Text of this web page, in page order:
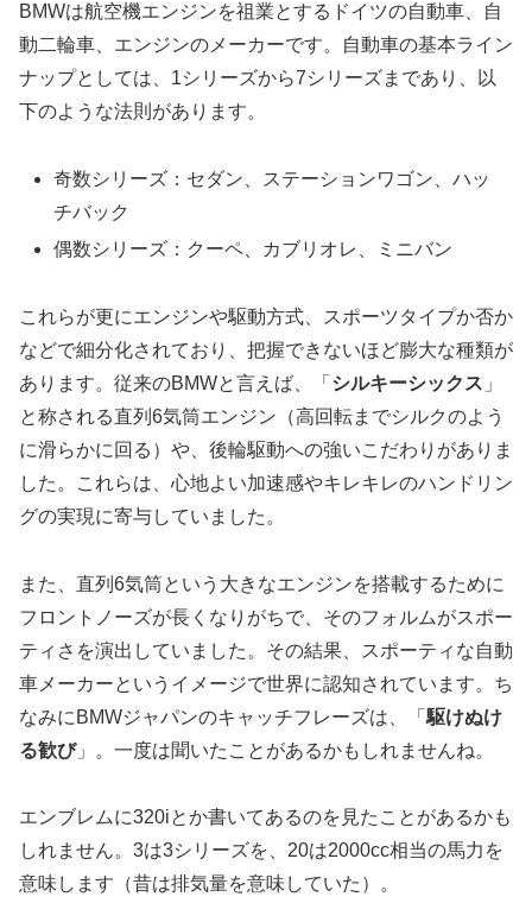
BMWは航空機エンジンを祖業とするドイツの自動車、自
動二輪車、エンジンのメーカーです。自動車の基本ライン
ナップとしては、1シリーズから7シリーズまであり、以
下のような法則があります。
奇数シリーズ：セダン、ステーションワゴン、ハッ
チバック
偶数シリーズ：クーペ、カブリオレ、ミニバン
これらが更にエンジンや駆動方式、スポーツタイプか否か
などで細分化されており、把握できないほど膨大な種類が
あります。従来のBMWと言えば、「 シルキーシックス 」
と称される直列6気筒エンジン（高回転までシルクのよう
に滑らかに回る）や、後輪駆動への強いこだわりがありま
した。これらは、心地よい加速感やキレキレのハンドリン
グの実現に寄与していました。
また、直列6気筒という大きなエンジンを搭載するために
フロントノーズが長くなりがちで、そのフォルムがスポー
ティさを演出していました。その結果、スポーティな自動
車メーカーというイメージで世界に認知されています。ち
なみにBMWジャパンのキャッチフレーズは、「 駆けぬけ
る歓び」。一度は聞いたことがあるかもしれませんね。
エンブレムに320iとか書いてあるのを見たことがあるかも
しれません。3は3シリーズを、20は2000cc相当の馬力を
意味します（昔は排気量を意味していた）。